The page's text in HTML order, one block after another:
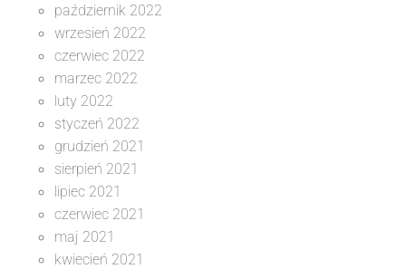
październik 2022
wrzesień 2022
czerwiec 2022
marzec 2022
luty 2022
styczeń 2022
grudzień 2021
sierpień 2021
lipiec 2021
czerwiec 2021
maj 2021
kwiecień 2021